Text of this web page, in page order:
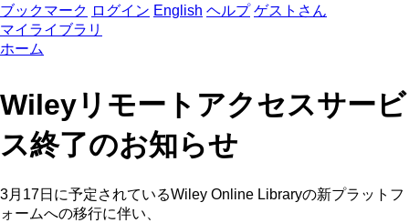
ブックマーク ログイン English ヘルプ ゲストさん
マイライブラリ
ホーム
Wileyリモートアクセスサービ
ス終了のお知らせ
3月17日に予定されているWiley Online Libraryの新プラットフ
ォームへの移行に伴い、